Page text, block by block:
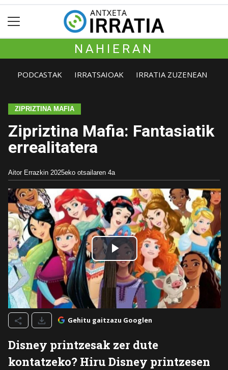
NAHIERAN
PODCASTAK IRRATSAIOAK IRRATIA ZUZENEAN
ZIPRIZTINA MAFIA
Zipriztina Mafia: Fantasiatik
errealitatera
Aitor Errazkin 2025eko otsailaren 4a
Gehitu gaitzazu Googlen
Disney printzesak zer dute
kontatzeko? Hiru Disney printzesen